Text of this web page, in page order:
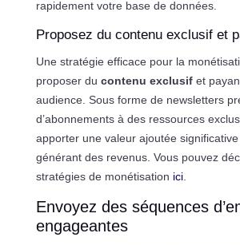
rapidement votre base de données.
Proposez du contenu exclusif et
Une stratégie efficace pour la
proposer du contenu exclusifet
audience. Sous forme de newsletters
d’abonnements à des ressources
apporter une valeur ajoutée
générant des revenus. Vous pouvez
stratégies de monétisation ici.
Envoyez des séquences
engageantes